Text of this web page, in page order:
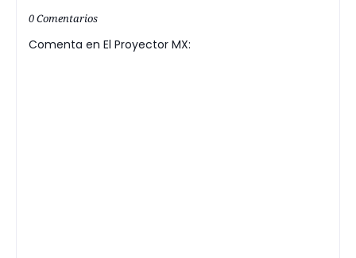
0 Comentarios
Comenta en El Proyector MX: